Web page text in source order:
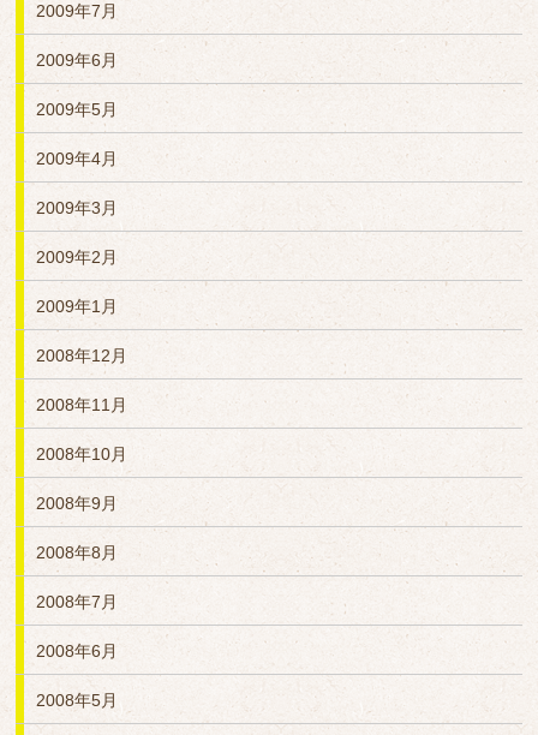
2009年7月
2009年6月
2009年5月
2009年4月
2009年3月
2009年2月
2009年1月
2008年12月
2008年11月
2008年10月
2008年9月
2008年8月
2008年7月
2008年6月
2008年5月